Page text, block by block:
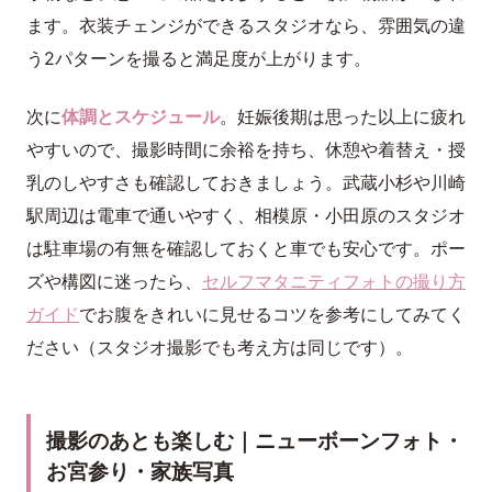
ます。衣装チェンジができるスタジオなら、雰囲気の違
う2パターンを撮ると満足度が上がります。
次に体調とスケジュール。妊娠後期は思った以上に疲れ
やすいので、撮影時間に余裕を持ち、休憩や着替え・授
乳のしやすさも確認しておきましょう。武蔵小杉や川崎
駅周辺は電車で通いやすく、相模原・小田原のスタジオ
は駐車場の有無を確認しておくと車でも安心です。ポー
ズや構図に迷ったら、 セルフマタニティフォトの撮り方
ガイドでお腹をきれいに見せるコツを参考にしてみてく
ださい（スタジオ撮影でも考え方は同じです）。
撮影のあとも楽しむ｜ニューボーンフォト・
お宮参り・家族写真